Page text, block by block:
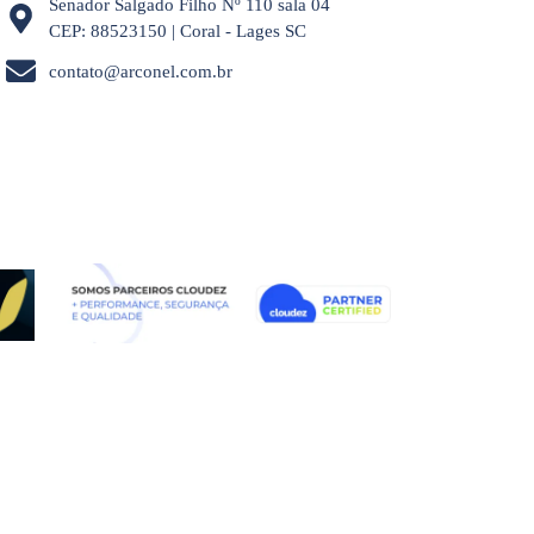
Senador Salgado Filho Nº 110 sala 04
CEP: 88523150 | Coral - Lages SC
contato@arconel.com.br